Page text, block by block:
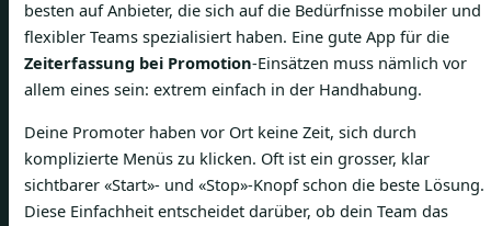
besten auf Anbieter, die sich auf die Bedürfnisse mobiler und
flexibler Teams spezialisiert haben. Eine gute App für die
Zeiterfassung bei Promotion-Einsätzen muss nämlich vor
allem eines sein: extrem einfach in der Handhabung.
Deine Promoter haben vor Ort keine Zeit, sich durch
komplizierte Menüs zu klicken. Oft ist ein grosser, klar
sichtbarer «Start»- und «Stop»-Knopf schon die beste Lösung.
Diese Einfachheit entscheidet darüber, ob dein Team das